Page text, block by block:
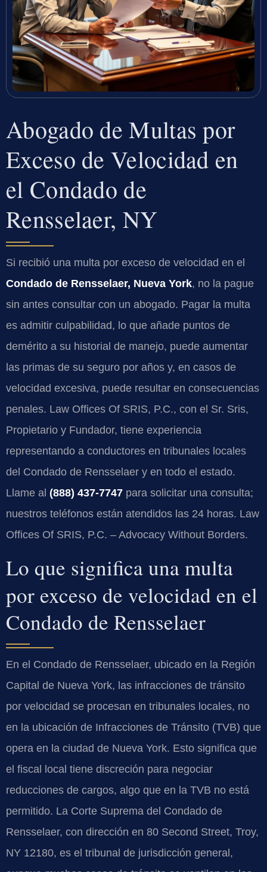
Abogado de Multas por
Exceso de Velocidad en
el Condado de
Rensselaer, NY
Si recibió una multa por exceso de velocidad en el
Condado de Rensselaer, Nueva York, no la pague
sin antes consultar con un abogado. Pagar la multa
es admitir culpabilidad, lo que añade puntos de
demérito a su historial de manejo, puede aumentar
las primas de su seguro por años y, en casos de
velocidad excesiva, puede resultar en consecuencias
penales. Law Offices Of SRIS, P.C., con el Sr. Sris,
Propietario y Fundador, tiene experiencia
representando a conductores en tribunales locales
del Condado de Rensselaer y en todo el estado.
Llame al (888) 437-7747 para solicitar una consulta;
nuestros teléfonos están atendidos las 24 horas. Law
Offices Of SRIS, P.C. – Advocacy Without Borders.
Lo que significa una multa
por exceso de velocidad en el
Condado de Rensselaer
En el Condado de Rensselaer, ubicado en la Región
Capital de Nueva York, las infracciones de tránsito
por velocidad se procesan en tribunales locales, no
en la ubicación de Infracciones de Tránsito (TVB) que
opera en la ciudad de Nueva York. Esto significa que
el fiscal local tiene discreción para negociar
reducciones de cargos, algo que en la TVB no está
permitido. La Corte Suprema del Condado de
Rensselaer, con dirección en 80 Second Street, Troy,
NY 12180, es el tribunal de jurisdicción general,